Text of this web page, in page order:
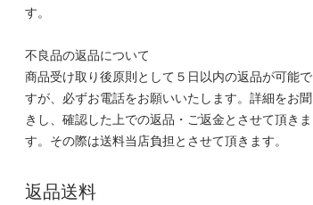
す。
不良品の返品について
商品受け取り後原則として５日以内の返品が可能で
すが、必ずお電話をお願いいたします。詳細をお聞
きし、確認した上での返品・ご返金とさせて頂きま
す。その際は送料当店負担とさせて頂きます。
返品送料